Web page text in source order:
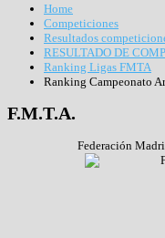
Home
Competiciones
Resultados
RESULTADO DE
Ranking Ligas FMTA
Ranking Campeonato
F.M.T.A.
Federación